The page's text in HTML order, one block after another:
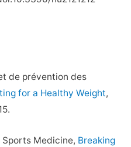
de prévention des
for a Healthy Weight,
Medicine, Breaking